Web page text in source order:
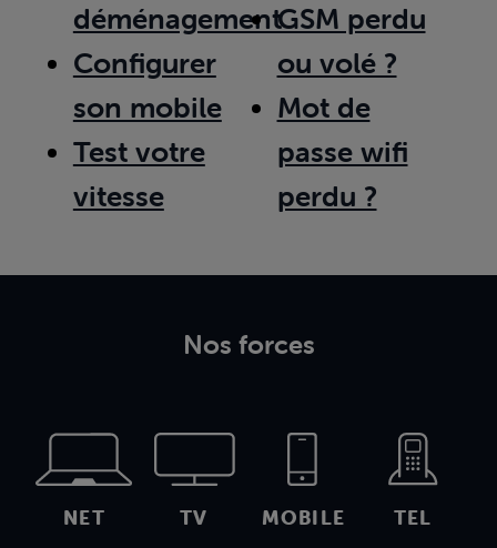
déménagement
Configurer
son mobile
Test votre
vitesse
GSM perdu
ou volé ?
Mot de
passe wifi
perdu ?
Nos forces
NET TV MOBILE TEL